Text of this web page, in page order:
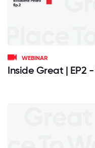
WEBINAR
Inside Great | EP2